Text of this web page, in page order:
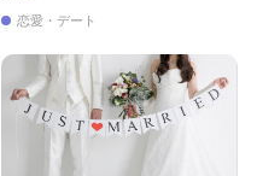
恋愛・デート